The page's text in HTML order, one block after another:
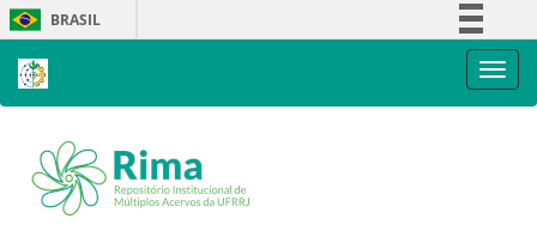
Skip
navigation
BRASIL